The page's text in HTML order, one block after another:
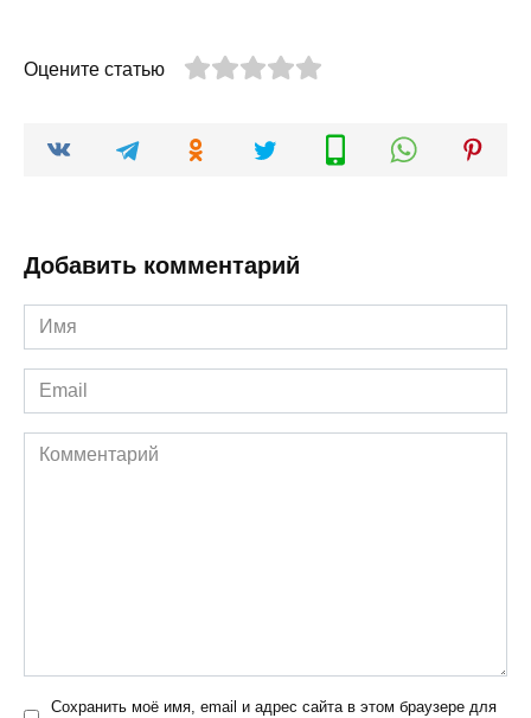
Оцените статью
Добавить комментарий
Имя
*
Email
*
Комментарий
Сохранить моё имя, email и адрес сайта в этом браузере для